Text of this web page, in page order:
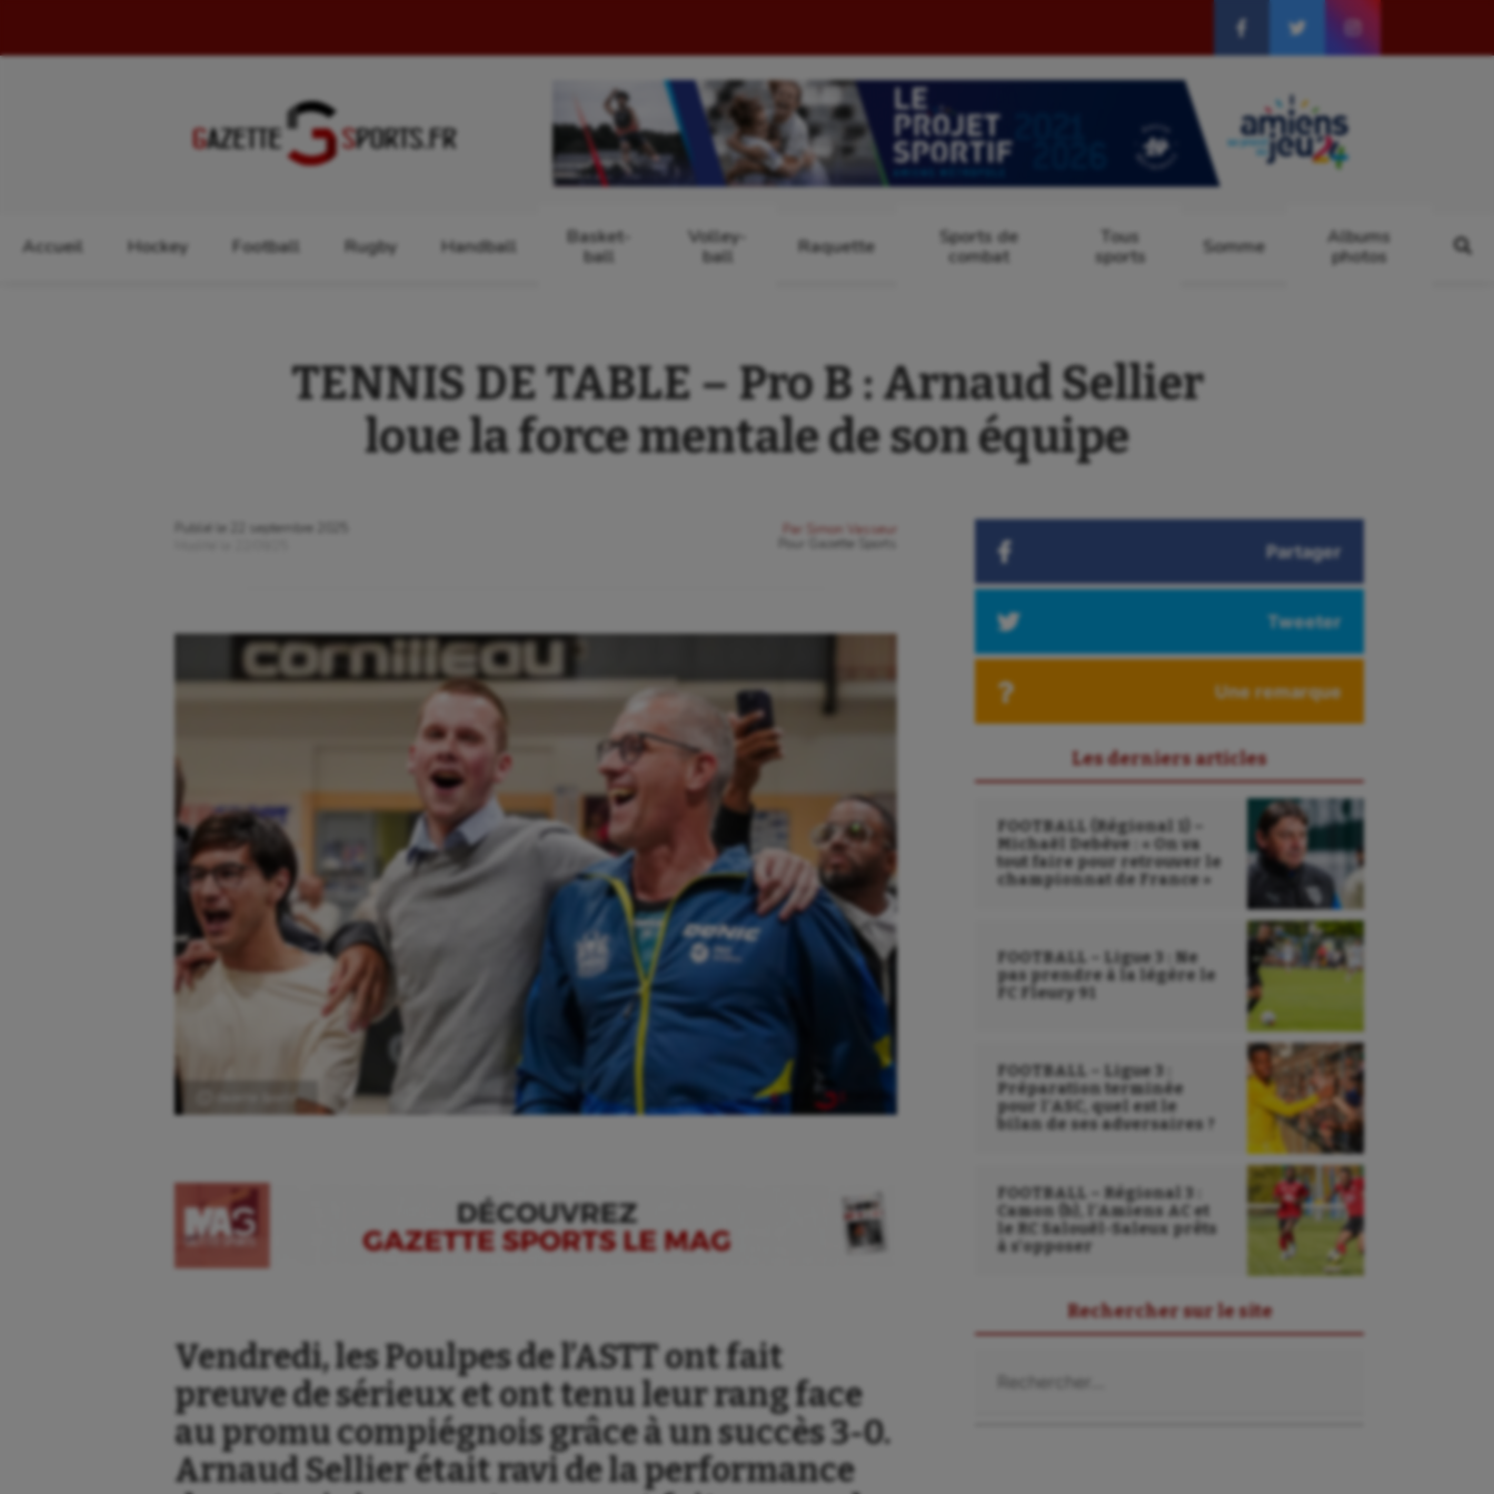
Accueil Hockey Football Rugby Handball
Basket-
ball
Volley-
ball
Raquette
Sports de
combat
Tous
sports
Somme
Albums
photos
TENNIS DE TABLE – Pro B : Arnaud Sellier
loue la force mentale de son équipe
Publié le
22 septembre 2025
Par
Simon Vasseur
Gazette Sports
Vendredi, les Poulpes de l’ASTT ont fait
preuve de sérieux et ont tenu leur rang face
au promu compiégnois grâce à un succès 3-0.
Arnaud Sellier était ravi de la performance
Partager
Tweeter
Une remarque
Les derniers articles
FOOTBALL (Régional 1) –
Michaël Debève : « On va
tout faire pour retrouver le
championnat de France »
FOOTBALL – Ligue 3 : Ne
pas prendre à la légère le
FC Fleury 91
FOOTBALL – Ligue 3 :
Préparation terminée
pour l’ASC, quel est le
bilan de ses adversaires ?
FOOTBALL – Régional 3 :
Camon (b), l’Amiens AC et
le RC Salouël-Saleux prêts
à s’opposer
Rechercher sur le site